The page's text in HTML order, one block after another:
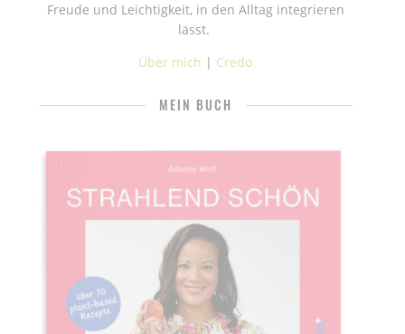
Freude und Leichtigkeit, in den Alltag integrieren
lässt.
Über mich | Credo
MEIN BUCH